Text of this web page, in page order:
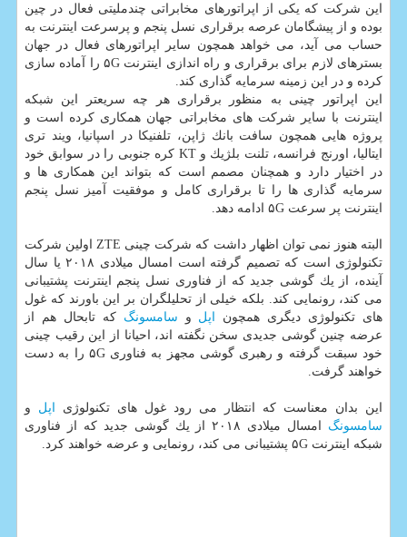
این شركت كه یكی از اپراتورهای مخابراتی چندملیتی فعال در چین
بوده و از پیشگامان عرصه برقراری نسل پنجم و پرسرعت اینترنت به
حساب می آید، می خواهد همچون سایر اپراتورهای فعال در جهان
بسترهای لازم برای برقراری و راه اندازی اینترنت ۵G را آماده سازی
كرده و در این زمینه سرمایه گذاری كند.
این اپراتور چینی به منظور برقراری هر چه سریعتر این شبكه
اینترنت با سایر شركت های مخابراتی جهان همكاری كرده است و
پروژه هایی همچون سافت بانك ژاپن، تلفنیكا در اسپانیا، ویند تری
ایتالیا، اورنج فرانسه، تلنت بلژیك و KT كره جنوبی را در سوابق خود
در اختیار دارد و همچنان مصمم است كه بتواند این همكاری ها و
سرمایه گذاری ها را تا برقراری كامل و موفقیت آمیز نسل پنجم
اینترنت پر سرعت ۵G ادامه دهد.
البته هنوز نمی توان اظهار داشت كه شركت چینی ZTE اولین شركت
تكنولوژی است كه تصمیم گرفته است امسال میلادی ۲۰۱۸ یا سال
آینده، از یك گوشی جدید كه از فناوری نسل پنجم اینترنت پشتیبانی
می كند، رونمایی كند. بلكه خیلی از تحلیلگران بر این باورند كه غول
های تكنولوژی دیگری همچون اپل و سامسونگ كه تابحال هم از
عرضه چنین گوشی جدیدی سخن نگفته اند، احیانا از این رقیب چینی
خود سبقت گرفته و رهبری گوشی مجهز به فناوری ۵G را به دست
خواهند گرفت.
این بدان معناست كه انتظار می رود غول های تكنولوژی اپل و
سامسونگ
امسال میلادی ۲۰۱۸ از یك گوشی جدید كه از فناوری
شبكه اینترنت ۵G پشتیبانی می كند، رونمایی و عرضه خواهند كرد.